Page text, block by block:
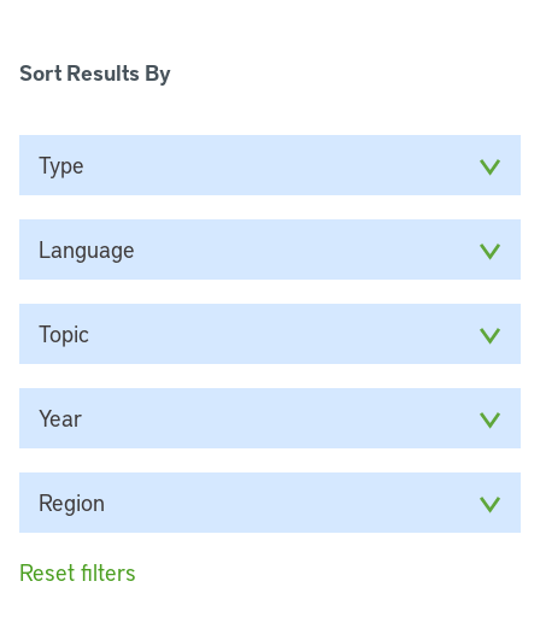
Sort Results By
Type
Language
Topic
Year
Region
Reset filters